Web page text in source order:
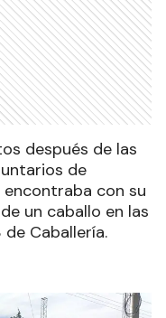
después de las
de
con su
un caballo en las
Caballería.